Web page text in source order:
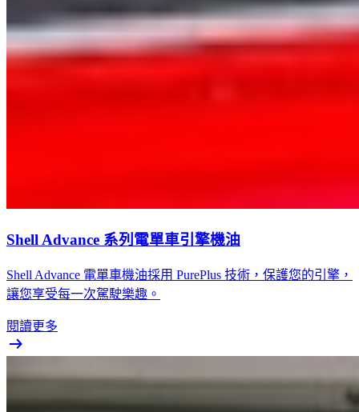
Shell Advance 系列電單車引擎機油
Shell Advance 電單車機油採用 PurePlus 技術，保護您的引擎，
讓您享受每一次駕駛樂趣。
閱讀更多